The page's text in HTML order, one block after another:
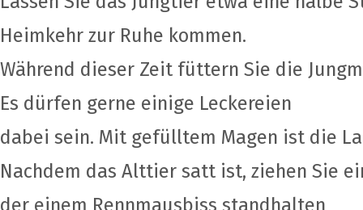
Heimkehr zur Ruhe kommen.
Während dieser Zeit füttern Sie die
Es dürfen gerne einige Leckereien
dabei sein. Mit gefülltem Magen ist die
Nachdem das Alttier satt ist, ziehen Sie
der einem Rennmausbiss standhalten